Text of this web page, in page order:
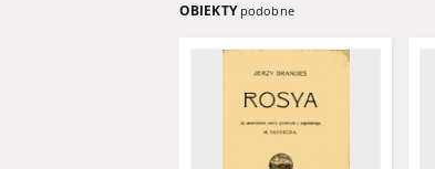
OBIEKTY podobne